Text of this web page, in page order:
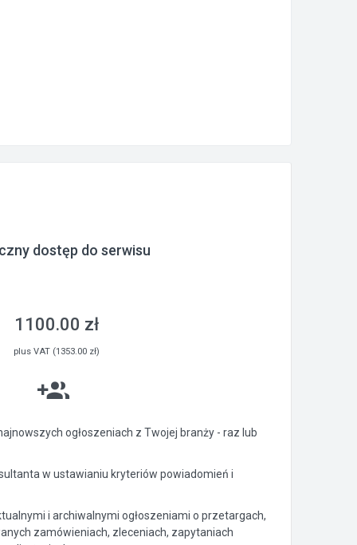
dostęp do serwisu
1100.00 zł
plus VAT (1353.00 zł)
ogłoszeniach z Twojej branży - raz lub
w ustawianiu kryteriów powiadomień i
i archiwalnymi ogłoszeniami o przetargach,
zamówieniach, zleceniach, zapytaniach